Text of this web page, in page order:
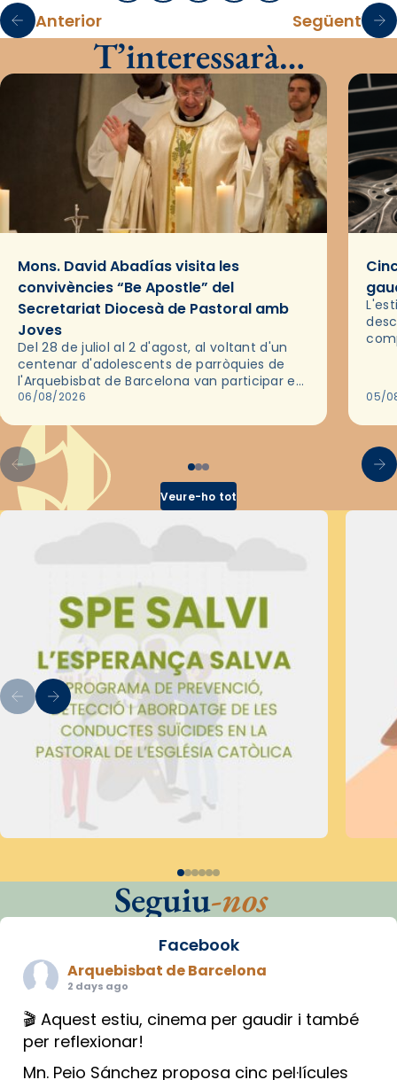
Anterior Següent
T’interessarà…
Mons. David Abadías visita les
convivències “Be Apostle” del
Secretariat Diocesà de Pastoral amb
Joves
Del 28 de juliol al 2 d'agost, al voltant d'un
centenar d'adolescents de parròquies de
l'Arquebisbat de Barcelona van participar en
les convivències Be Apostle, organitzades
06/08/2026 05/
Veure-ho tot
Seguiu-nos
Facebook
Arquebisbat de Barcelona
2 days ago
🎬 Aquest estiu, cinema per gaudir i també
per reflexionar!
Mn. Peio Sánchez proposa cinc pel·lícules